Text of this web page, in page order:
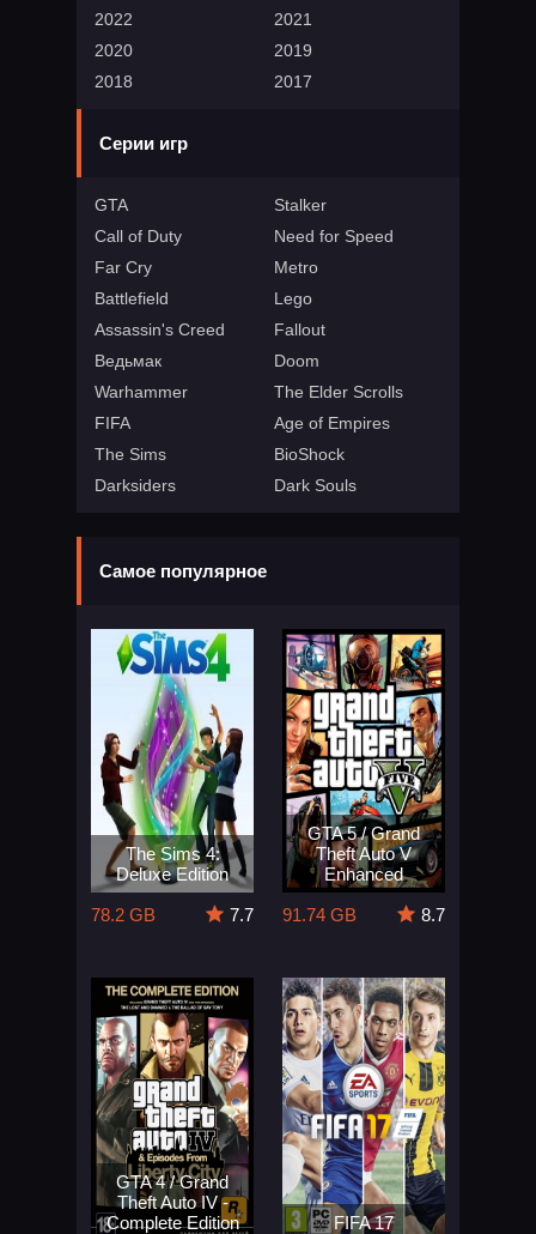
2022
2021
2020
2019
2018
2017
Серии игр
GTA
Stalker
Call of Duty
Need for Speed
Far Cry
Metro
Battlefield
Lego
Assassin's Creed
Fallout
Ведьмак
Doom
Warhammer
The Elder Scrolls
FIFA
Age of Empires
The Sims
BioShock
Darksiders
Dark Souls
Самое популярное
The Sims 4:
Deluxe Edition
78.2 GB
7.7
GTA 5 / Grand
Theft Auto V
Enhanced
91.74 GB
8.7
GTA 4 / Grand
Theft Auto IV -
Complete Edition
FIFA 17